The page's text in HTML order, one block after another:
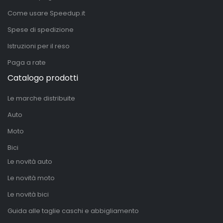
Come usare Speedup.it
Spese di spedizione
Istruzioni per il reso
Paga a rate
Catalogo prodotti
Le marche distribuite
Auto
Moto
Bici
Le novità auto
Le novità moto
Le novità bici
Guida alle taglie caschi e abbigliamento